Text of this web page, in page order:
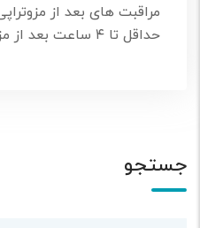
حداقل تا ۴ ساعت بعد از مزوتراپی از شستن آن…
جستجو